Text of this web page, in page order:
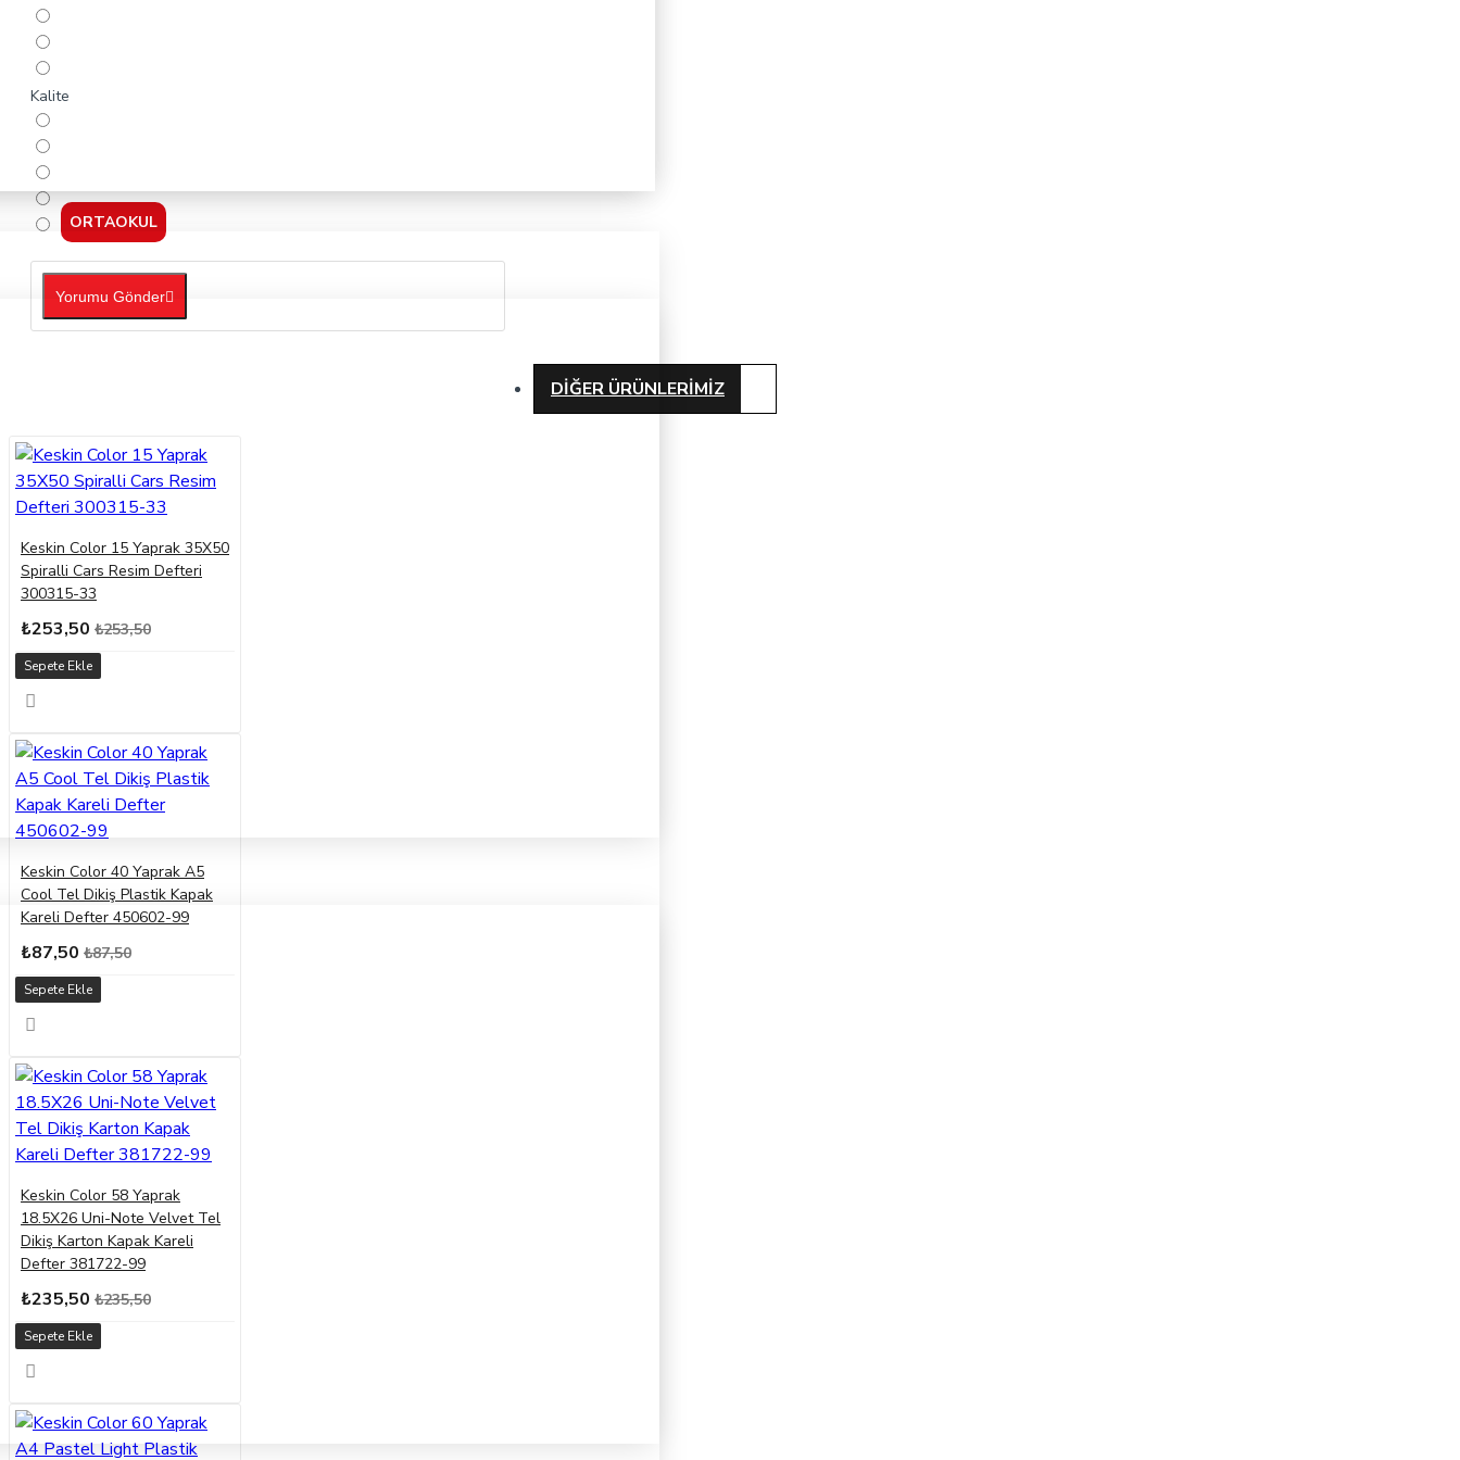
ORTAOKUL
Kalite
Yorumu Gönder
DIĞER ÜRÜNLERIMIZ
Keskin Color 15 Yaprak 35X50
Spiralli Cars Resim Defteri
300315-33
₺253,50 ₺253,50
Sepete Ekle
Keskin Color 40 Yaprak A5
Cool Tel Dikiş Plastik Kapak
Kareli Defter 450602-99
₺87,50 ₺87,50
Sepete Ekle
Keskin Color 58 Yaprak
18.5X26 Uni-Note Velvet Tel
Dikiş Karton Kapak Kareli
Defter 381722-99
₺235,50 ₺235,50
Sepete Ekle